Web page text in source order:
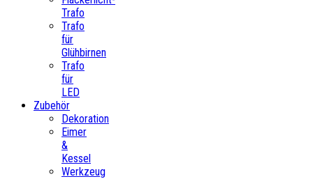
Trafo
Trafo
für
Glühbirnen
Trafo
für
LED
Zubehör
Dekoration
Eimer
&
Kessel
Werkzeug